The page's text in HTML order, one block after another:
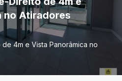
no Atiradores
4m e Vista Panorâmica no